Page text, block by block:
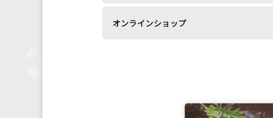
オンラインショップ